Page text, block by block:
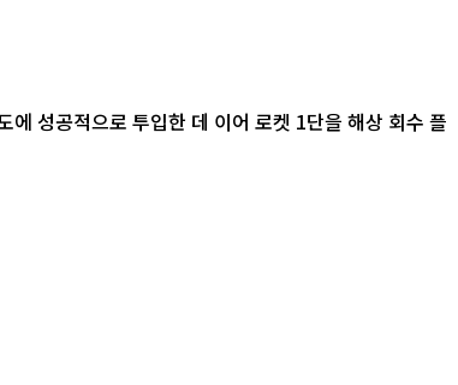
성공적으로 투입한 데 이어 로켓 1단을 해상 회수 플